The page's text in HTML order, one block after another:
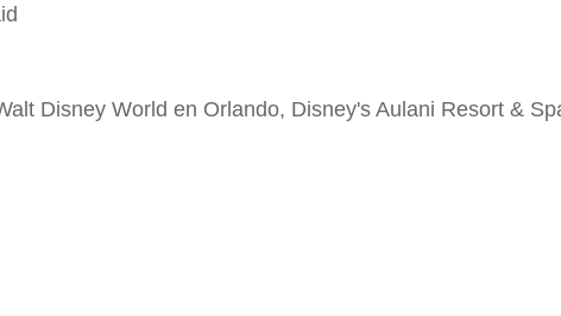
Disney World en Orlando, Disney's Aulani Resort &